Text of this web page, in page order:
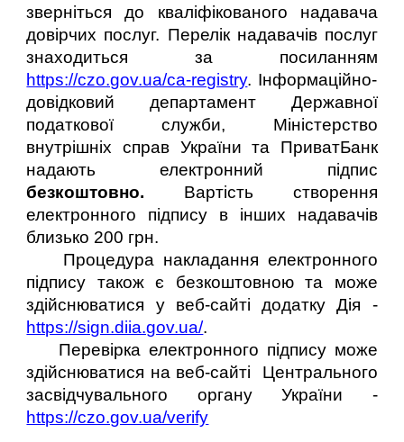
зверніться до кваліфікованого надавача
довірчих послуг. Перелік надавачів послуг
знаходиться за посиланням
https://czo.gov.ua/ca-registry. Інформаційно-
довідковий департамент Державної
податкової служби, Міністерство
внутрішніх справ України та ПриватБанк
надають електронний підпис
безкоштовно. Вартість створення
електронного підпису в інших надавачів
близько 200 грн.
Процедура накладання електронного
підпису також є безкоштовною та може
здійснюватися у веб-сайті додатку Дія -
https://sign.diia.gov.ua/.
Перевірка електронного підпису може
здійснюватися на веб-сайті Центрального
засвідчувального органу України -
https://czo.gov.ua/verify